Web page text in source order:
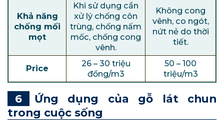
Khả năng
chống mối
mọt
Khi sử dụng cần
xử lý chống côn
trùng, chống nấm
mốc, chống cong
vênh.
Không cong
vênh, co ngót,
nứt nẻ do thời
tiết.
Price
26 – 30 triệu
đồng/m3
50 – 100
triệu/m3
Ứng dụng của gỗ lát chun
trong cuộc sống